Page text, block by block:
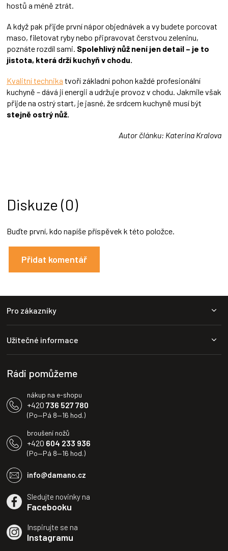
hostů a méně ztrát.
A když pak přijde první nápor objednávek a vy budete porcovat
maso, filetovat ryby nebo připravovat čerstvou zeleninu,
poznáte rozdíl sami. Spolehlivý nůž není jen detail – je to
jistota, která drží kuchyň v chodu.
Kvalitní technika tvoří základní pohon každé profesionální
kuchyně – dává jí energii a udržuje provoz v chodu. Jakmile však
přijde na ostrý start, je jasné, že srdcem kuchyně musí být
stejně ostrý nůž.
Autor článku: Katerina Kralova
Diskuze (0)
Buďte první, kdo napíše příspěvek k této položce.
Přidat komentář
Pro zákazníky
Užitečné informace
Rádi pomůžeme
nákup na e-shopu
+420 736 527 780
(Po—Pá 8—16 hod.)
broušení nožů
+420 604 233 936
(Po—Pá 8—16 hod.)
info@damano.cz
Sledujte novinky na
Facebooku
Inspirujte se na
Instagramu